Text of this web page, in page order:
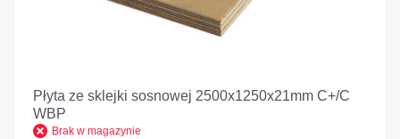
Płyta ze sklejki sosnowej 2500x1250x21mm C+/C
WBP
Brak w magazynie